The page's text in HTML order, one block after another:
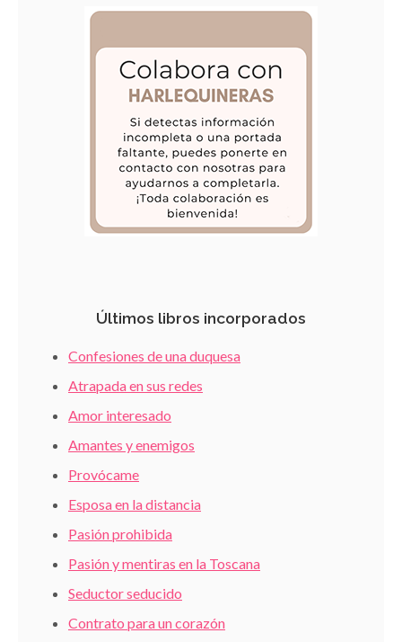
Últimos libros incorporados
Confesiones de una duquesa
Atrapada en sus redes
Amor interesado
Amantes y enemigos
Provócame
Esposa en la distancia
Pasión prohibida
Pasión y mentiras en la Toscana
Seductor seducido
Contrato para un corazón